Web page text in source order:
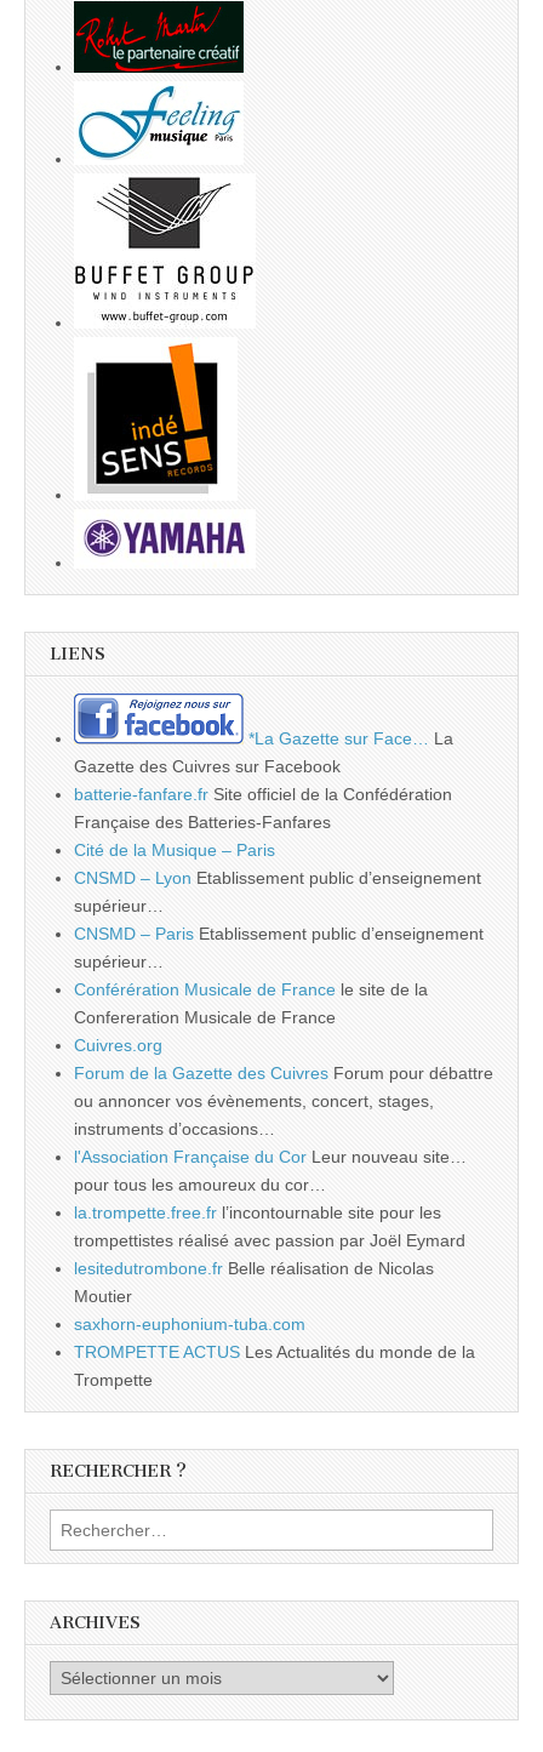
LIENS
*La Gazette sur Face…
La
Gazette des Cuivres sur Facebook
batterie-fanfare.fr Site officiel de la Confédération
Française des Batteries-Fanfares
Cité de la Musique – Paris
CNSMD – Lyon Etablissement public d’enseignement
supérieur…
CNSMD – Paris Etablissement public d’enseignement
supérieur…
Conférération Musicale de France le site de la
Confereration Musicale de France
Cuivres.org
Forum de la Gazette des Cuivres Forum pour débattre
ou annoncer vos évènements, concert, stages,
instruments d’occasions…
l'Association Française du Cor Leur nouveau site…
pour tous les amoureux du cor…
la.trompette.free.fr l’incontournable site pour les
trompettistes réalisé avec passion par Joël Eymard
lesitedutrombone.fr Belle réalisation de Nicolas
Moutier
saxhorn-euphonium-tuba.com
TROMPETTE ACTUS Les Actualités du monde de la
Trompette
RECHERCHER ?
Rechercher :
ARCHIVES
Archives